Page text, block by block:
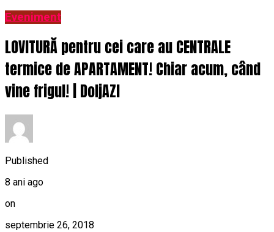
Eveniment
LOVITURĂ pentru cei care au CENTRALE
termice de APARTAMENT! Chiar acum, când
vine frigul! | DoljAZI
Published
8 ani ago
on
septembrie 26, 2018